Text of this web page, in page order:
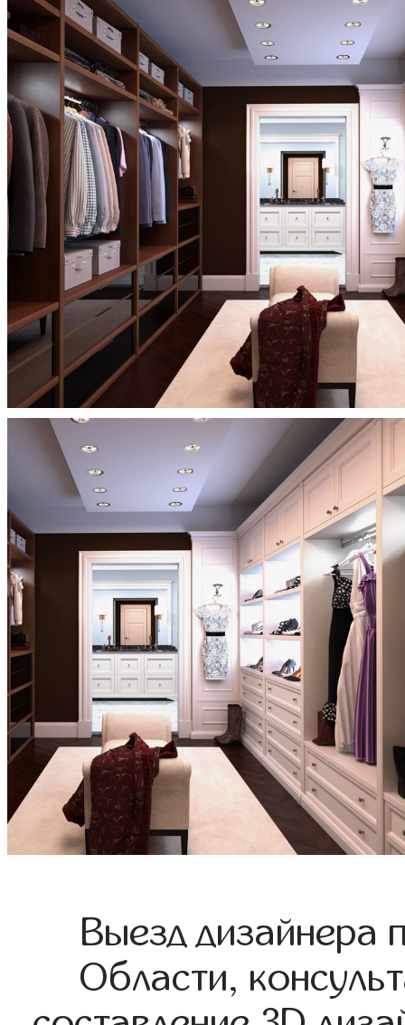
Выезд дизайнера
Области,